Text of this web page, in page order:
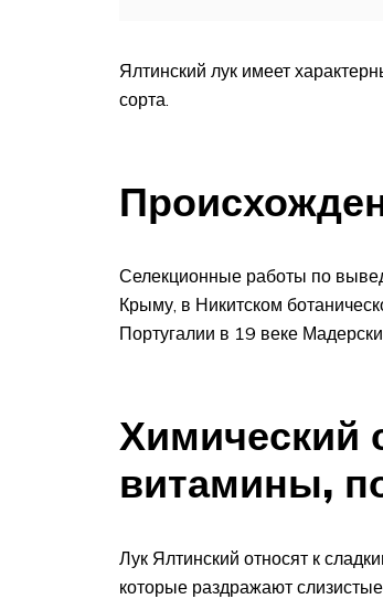
Ялтинский лук имеет
сорта.
Селекционные работы по
Крыму, в Никитском
Португалии в 19 веке
Химический
витамины,
Лук Ялтинский относят к
которые раздражают